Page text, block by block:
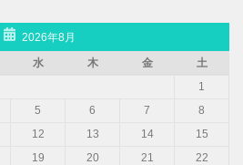
2026年8月
水 木 金
土
1
5 6 7
8
12 13 14
15
19 20 21
22